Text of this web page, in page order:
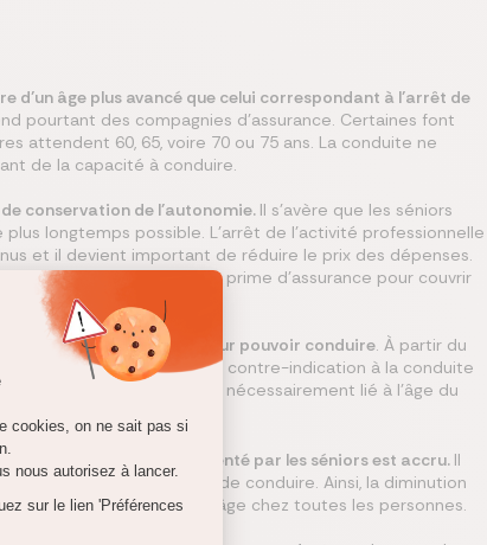
d’un âge plus avancé que celui correspondant à l’arrêt de
pourtant des compagnies d’assurance. Certaines font
attendent 60, 65, voire 70 ou 75 ans. La conduite ne
de la capacité à conduire.
conservation de l’autonomie. Il s’avère que les séniors
longtemps possible. L’arrêt de l’activité professionnelle
et il devient important de réduire le prix des dépenses.
, donc le paiement d’une prime d'assurance pour couvrir
d'âge à leurs clients pour pouvoir conduire. À partir du
médical présentant une contre-indication à la conduite
ce document n'est pas nécessairement lié à l'âge du
à l’idée que le risque présenté par les séniors est accru. Il
influencer la manière de conduire. Ainsi, la diminution
de l’augmentation de l’âge chez toutes les personnes.